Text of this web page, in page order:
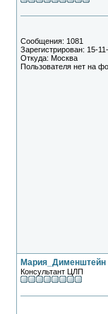
Сообщения: 1081
Зарегистрирован: 15-
Откуда: Москва
Пользователя нет на
Мария_Дименштейн
Консультант ЦЛП